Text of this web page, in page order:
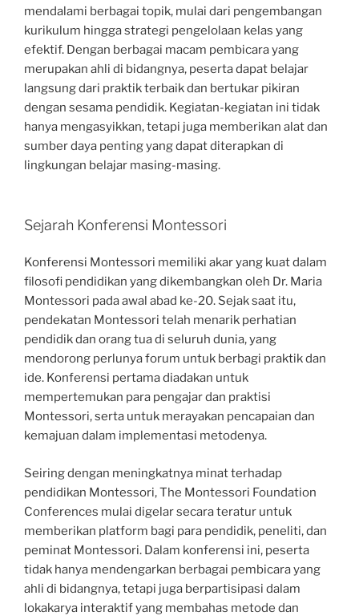
mendalami berbagai topik, mulai dari pengembangan
kurikulum hingga strategi pengelolaan kelas yang
efektif. Dengan berbagai macam pembicara yang
merupakan ahli di bidangnya, peserta dapat belajar
langsung dari praktik terbaik dan bertukar pikiran
dengan sesama pendidik. Kegiatan-kegiatan ini tidak
hanya mengasyikkan, tetapi juga memberikan alat dan
sumber daya penting yang dapat diterapkan di
lingkungan belajar masing-masing.
Sejarah Konferensi Montessori
Konferensi Montessori memiliki akar yang kuat dalam
filosofi pendidikan yang dikembangkan oleh Dr. Maria
Montessori pada awal abad ke-20. Sejak saat itu,
pendekatan Montessori telah menarik perhatian
pendidik dan orang tua di seluruh dunia, yang
mendorong perlunya forum untuk berbagi praktik dan
ide. Konferensi pertama diadakan untuk
mempertemukan para pengajar dan praktisi
Montessori, serta untuk merayakan pencapaian dan
kemajuan dalam implementasi metodenya.
Seiring dengan meningkatnya minat terhadap
pendidikan Montessori, The Montessori Foundation
Conferences mulai digelar secara teratur untuk
memberikan platform bagi para pendidik, peneliti, dan
peminat Montessori. Dalam konferensi ini, peserta
tidak hanya mendengarkan berbagai pembicara yang
ahli di bidangnya, tetapi juga berpartisipasi dalam
lokakarya interaktif yang membahas metode dan